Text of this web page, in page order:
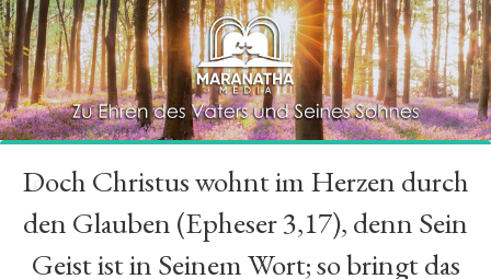
“
Doch Christus wohnt im Herzen durch
den Glauben (Epheser 3,17), denn Sein
Geist ist in Seinem Wort; so bringt das